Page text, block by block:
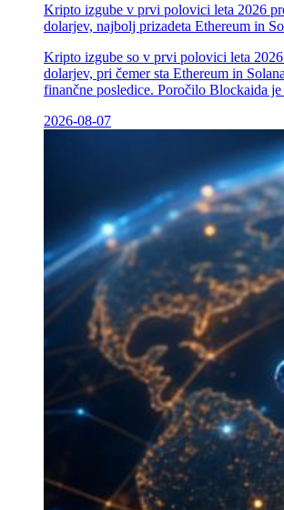
Kripto izgube v prvi polovici leta 2026
dolarjev, najbolj prizadeta Ethereum in
Kripto izgube so v prvi polovici leta
dolarjev, pri čemer sta Ethereum in
finančne posledice. Poročilo Blockaida je
2026-08-07